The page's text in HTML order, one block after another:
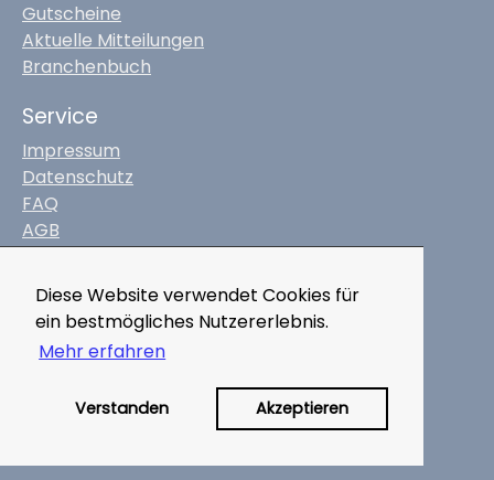
Diese Website verwendet Cookies für
ein bestmögliches Nutzererlebnis.
Mehr erfahren
Verstanden Akzeptieren
Gutscheine
Aktuelle Mitteilungen
Branchenbuch
Service
Impressum
Datenschutz
FAQ
AGB
marktplatz-digital.de
Mobile Apps
Für Unternehmen